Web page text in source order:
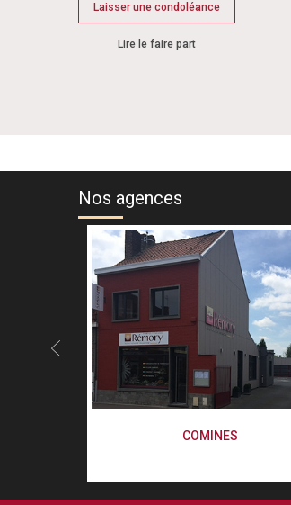
Laisser une condoléance
Lire le faire part
Nos agences
COMINES